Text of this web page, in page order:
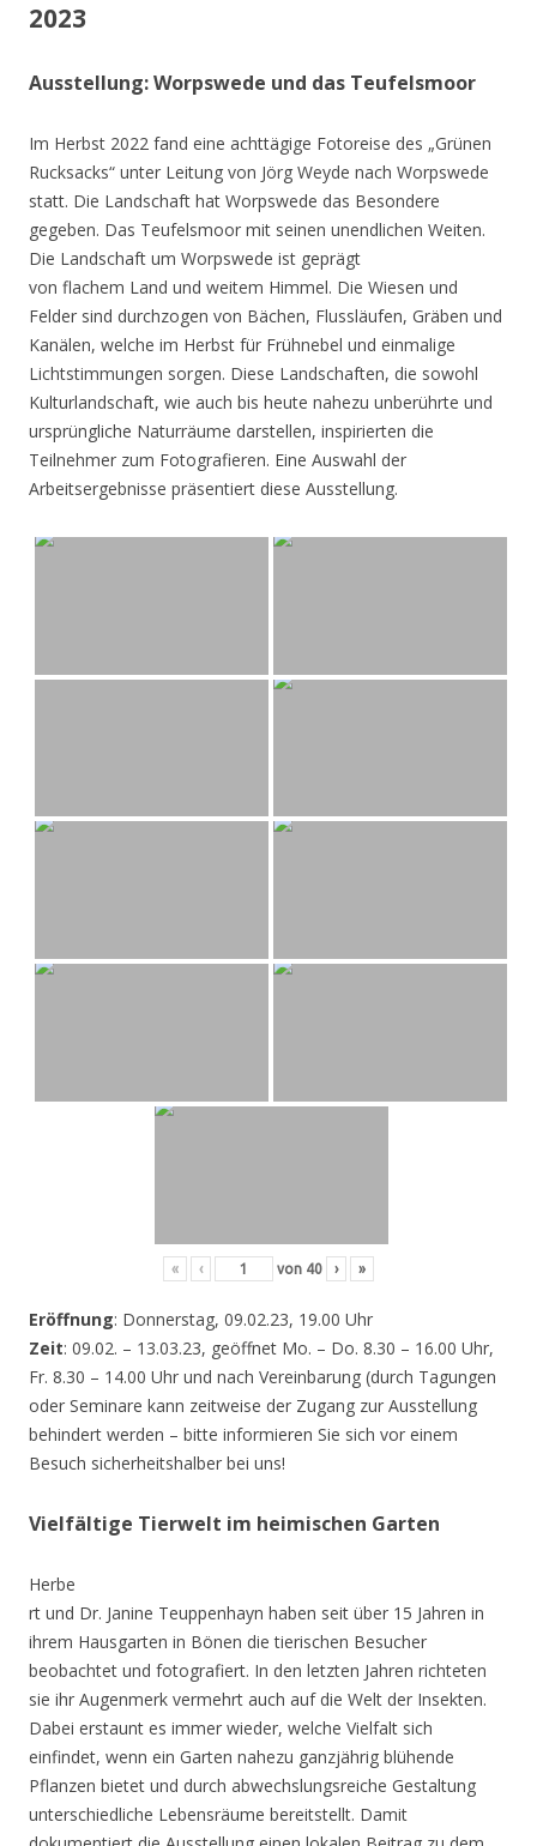
2023
Ausstellung: Worpswede und das Teufelsmoor
Im Herbst 2022 fand eine achttägige Fotoreise des „Grünen
Rucksacks“ unter Leitung von Jörg Weyde nach Worpswede
statt. Die Landschaft hat Worpswede das Besondere
gegeben. Das Teufelsmoor mit seinen unendlichen Weiten.
Die Landschaft um Worpswede ist geprägt
von flachem Land und weitem Himmel. Die Wiesen und
Felder sind durchzogen von Bächen, Flussläufen, Gräben und
Kanälen, welche im Herbst für Frühnebel und einmalige
Lichtstimmungen sorgen. Diese Landschaften, die sowohl
Kulturlandschaft, wie auch bis heute nahezu unberührte und
ursprüngliche Naturräume darstellen, inspirierten die
Teilnehmer zum Fotografieren. Eine Auswahl der
Arbeitsergebnisse präsentiert diese Ausstellung.
« ‹ von 40 › »
Eröffnung: Donnerstag, 09.02.23, 19.00 Uhr
Zeit: 09.02. – 13.03.23, geöffnet Mo. – Do. 8.30 – 16.00 Uhr,
Fr. 8.30 – 14.00 Uhr und nach Vereinbarung (durch Tagungen
oder Seminare kann zeitweise der Zugang zur Ausstellung
behindert werden – bitte informieren Sie sich vor einem
Besuch sicherheitshalber bei uns!
Vielfältige Tierwelt im heimischen Garten
Herbe
rt und Dr. Janine Teuppenhayn haben seit über 15 Jahren in
ihrem Hausgarten in Bönen die tierischen Besucher
beobachtet und fotografiert. In den letzten Jahren richteten
sie ihr Augenmerk vermehrt auch auf die Welt der Insekten.
Dabei erstaunt es immer wieder, welche Vielfalt sich
einfindet, wenn ein Garten nahezu ganzjährig blühende
Pflanzen bietet und durch abwechslungsreiche Gestaltung
unterschiedliche Lebensräume bereitstellt. Damit